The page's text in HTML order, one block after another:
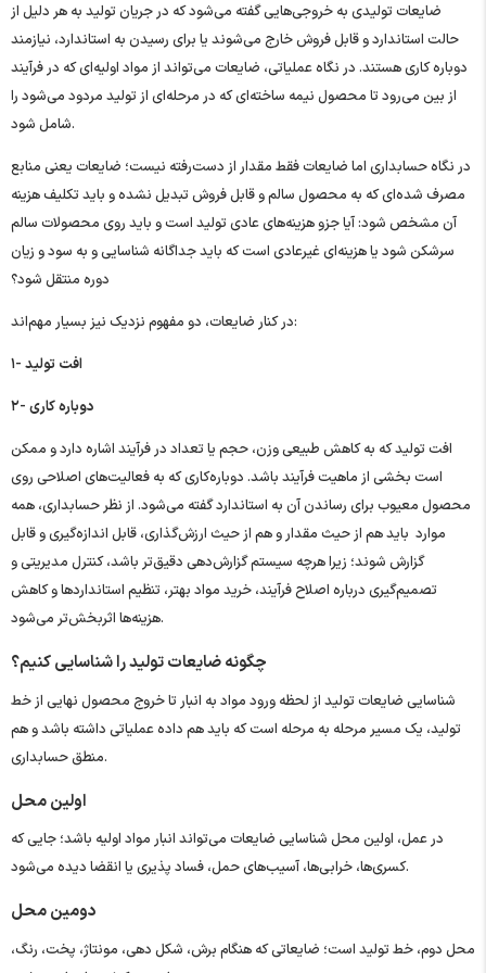
ضایعات تولیدی به خروجی‌هایی گفته می‌شود که در جریان تولید به هر دلیل از
حالت استاندارد و قابل فروش خارج می‌شوند یا برای رسیدن به استاندارد، نیازمند
دوباره‌ کاری هستند. در نگاه عملیاتی، ضایعات می‌تواند از مواد اولیه‌ای که در فرآیند
از بین می‌رود تا محصول نیمه‌ ساخته‌ای که در مرحله‌ای از تولید مردود می‌شود را
شامل شود.
در نگاه حسابداری اما ضایعات فقط مقدار از دست‌رفته نیست؛ ضایعات یعنی منابع
مصرف ‌شده‌ای که به محصول سالم و قابل فروش تبدیل نشده و باید تکلیف هزینه
آن مشخص شود: آیا جزو هزینه‌های عادی تولید است و باید روی محصولات سالم
سرشکن شود یا هزینه‌ای غیرعادی است که باید جداگانه شناسایی و به سود و زیان
دوره منتقل شود؟
در کنار ضایعات، دو مفهوم نزدیک نیز بسیار مهم‌اند:
۱- افت تولید
۲- دوباره کاری
افت تولید که به کاهش طبیعی وزن، حجم یا تعداد در فرآیند اشاره دارد و ممکن
است بخشی از ماهیت فرآیند باشد. دوباره‌کاری که به فعالیت‌های اصلاحی روی
محصول معیوب برای رساندن آن به استاندارد گفته می‌شود. از نظر حسابداری، همه
موارد باید هم از حیث مقدار و هم از حیث ارزش‌گذاری، قابل اندازه‌گیری و قابل
گزارش شوند؛ زیرا هرچه سیستم گزارش‌دهی دقیق‌تر باشد، کنترل مدیریتی و
تصمیم‌گیری درباره اصلاح فرآیند، خرید مواد بهتر، تنظیم استانداردها و کاهش
هزینه‌ها اثربخش‌تر می‌شود.
چگونه ضایعات تولید را شناسایی کنیم؟
شناسایی ضایعات تولید از لحظه ورود مواد به انبار تا خروج محصول نهایی از خط
تولید، یک مسیر مرحله ‌به ‌مرحله است که باید هم داده عملیاتی داشته باشد و هم
منطق حسابداری.
اولین محل
در عمل، اولین محل شناسایی ضایعات می‌تواند انبار مواد اولیه باشد؛ جایی که
کسری‌ها، خرابی‌ها، آسیب‌های حمل، فساد پذیری یا انقضا دیده می‌شود.
دومین محل
محل دوم، خط تولید است؛ ضایعاتی که هنگام برش، شکل‌ دهی، مونتاژ، پخت، رنگ،